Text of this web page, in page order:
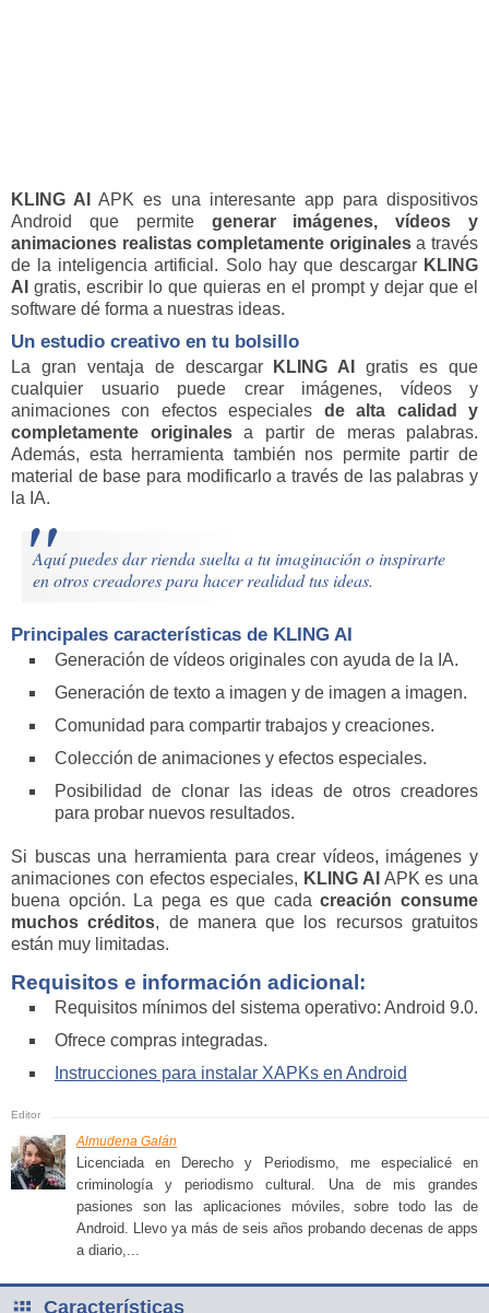
KLING AI
APK es una interesante app para dispositivos
Android que permite generar imágenes, vídeos y
animaciones realistas completamente originalesa través
de la inteligencia artificial. Solo hay que descargar KLING
AI gratis, escribir lo que quieras en el prompt y dejar que el
software dé forma a nuestras ideas.
Un estudio creativo en tu bolsillo
La gran ventaja de descargar KLING AI
gratis es que
cualquier usuario puede crear imágenes, vídeos y
animaciones con efectos especiales de alta calidad y
completamente originalesa partir de meras palabras.
Además, esta herramienta también nos permite partir de
material de base para modificarlo a través de las palabras y
la IA.
Aquí puedes dar rienda suelta a tu imaginación o inspirarte
en otros creadores para hacer realidad tus ideas.
Principales características de KLING AI
Generación de vídeos originales con ayuda de la IA.
Generación de texto a imagen y de imagen a imagen.
Comunidad para compartir trabajos y creaciones.
Colección de animaciones y efectos especiales.
Posibilidad de clonar las ideas de otros creadores
para probar nuevos resultados.
Si buscas una herramienta para crear vídeos, imágenes y
animaciones con efectos especiales, KLING AI APK es una
buena opción. La pega es que cadacreación consume
muchos créditos, de manera que los recursos gratuitos
están muy limitadas.
Requisitos e información adicional:
Requisitos mínimos del sistema operativo: Android 9.0.
Ofrece compras integradas.
Instrucciones para instalar XAPKs en Android
Almudena Galán
Licenciada en Derecho y Periodismo, me especialicé en
criminología y periodismo cultural. Una de mis grandes
pasiones son las aplicaciones móviles, sobre todo las de
Android. Llevo ya más de seis años probando decenas de apps
a diario,...
Características